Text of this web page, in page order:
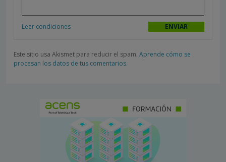
Leer condiciones
Este sitio usa Akismet para reducir el spam. Aprende cómo se
procesan los datos de tus comentarios.